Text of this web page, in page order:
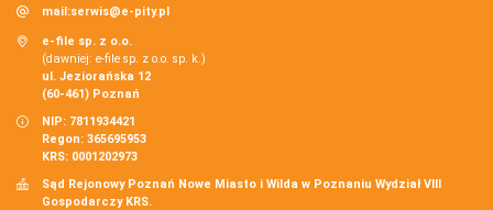
mail:serwis@e-pity.pl
e-file sp. z o.o.
(dawniej: e-file sp. z o.o. sp. k.)
ul. Jeziorańska 12
(60-461) Poznań
NIP: 7811934421
Regon: 365695953
KRS: 0001202973
Sąd Rejonowy Poznań Nowe Miasto i Wilda w Poznaniu Wydział VIII
Gospodarczy KRS.